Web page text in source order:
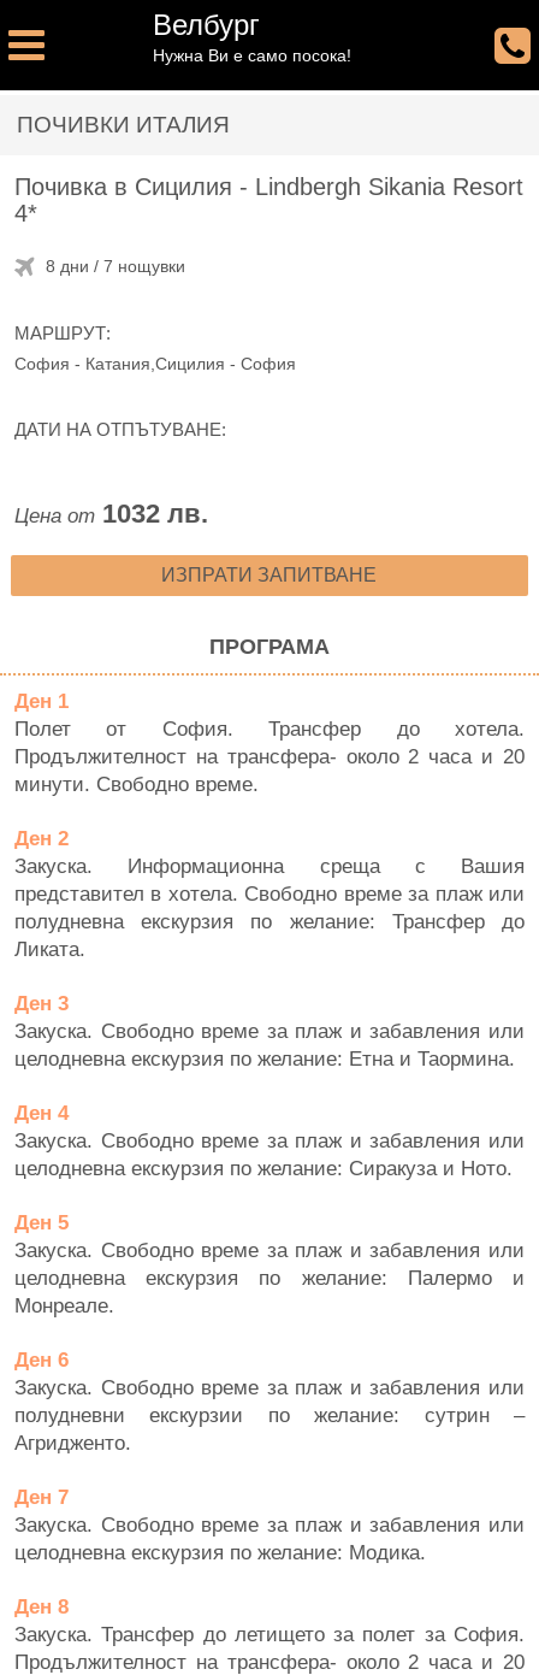
Велбург
Нужна Ви е само посока!
ПОЧИВКИ ИТАЛИЯ
Почивка в Сицилия - Lindbergh Sikania Resort
4*
8 дни / 7 нощувки
МАРШРУТ:
София - Катания,Сицилия - София
ДАТИ НА ОТПЪТУВАНЕ:
Цена от 1032 лв.
ИЗПРАТИ ЗАПИТВАНЕ
ПРОГРАМА
Ден 1
Полет от София. Трансфер до хотела.
Продължителност на трансфера- около 2 часа и 20
минути. Свободно време.
Ден 2
Закуска. Информационна среща с Вашия
представител в хотела. Свободно време за плаж или
полудневна екскурзия по желание: Трансфер до
Ликата.
Ден 3
Закуска. Свободно време за плаж и забавления или
целодневна екскурзия по желание: Етна и Таормина.
Ден 4
Закуска. Свободно време за плаж и забавления или
целодневна екскурзия по желание: Сиракуза и Ното.
Ден 5
Закуска. Свободно време за плаж и забавления или
целодневна екскурзия по желание: Палермо и
Монреале.
Ден 6
Закуска. Свободно време за плаж и забавления или
полудневни екскурзии по желание: сутрин –
Агридженто.
Ден 7
Закуска. Свободно време за плаж и забавления или
целодневна екскурзия по желание: Модика.
Ден 8
Закуска. Трансфер до летището за полет за София.
Продължителност на трансфера- около 2 часа и 20